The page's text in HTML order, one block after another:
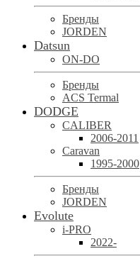
Бренды
JORDEN
Datsun
ON-DO
Бренды
ACS Termal
DODGE
CALIBER
2006-2011
Caravan
1995-2000
Бренды
JORDEN
Evolute
i-PRO
2022-